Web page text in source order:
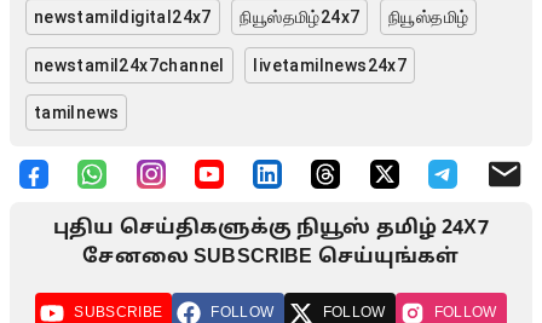
newstamildigital24x7 நியூஸ்தமிழ்24x7 நியூஸ்தமிழ்
newstamil24x7channel livetamilnews24x7
tamilnews
புதிய செய்திகளுக்கு நியூஸ் தமிழ் 24X7
சேனலை SUBSCRIBE செய்யுங்கள்
SUBSCRIBE FOLLOW FOLLOW FOLLOW